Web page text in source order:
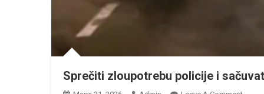
Sprečiti zloupotrebu policije i